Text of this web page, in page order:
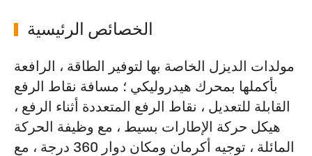
الخصائص الرئيسية
مولدات الديزل الخاصة بها لتوفير الطاقة ، الرافعة
بأكملها بمحرك هيدروليكي ؛ مسافة نقاط الرفع
القابلة للتعديل ، نقاط الرفع المتعددة أثناء الرفع ،
هيكل حركة الإطارات بسيط ، مع وظيفة الحركة
المائلة ، توجيه أكرمان ومكان دوار 360 درجة ، مع